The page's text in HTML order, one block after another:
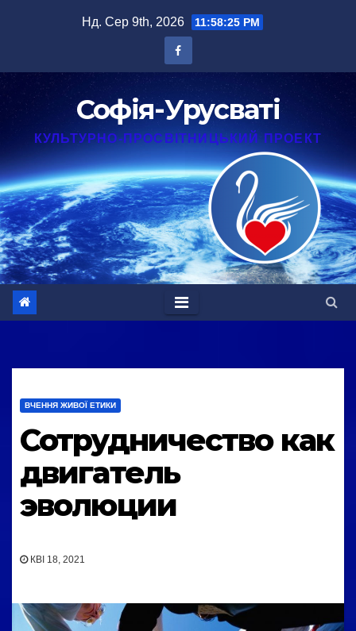
Нд. Сер 9th, 2026 11:58:26 PM
Софія-Урусваті
КУЛЬТУРНО-ПРОСВІТНИЦЬКИЙ ПРОЕКТ
ВЧЕННЯ ЖИВОЇ ЕТИКИ
Сотрудничество как
двигатель
эволюции
КВІ 18, 2021